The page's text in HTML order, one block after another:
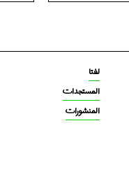
لفتا‎‎
المستجدات
المنشورات